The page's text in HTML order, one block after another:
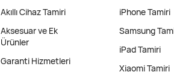
Akıllı Cihaz Tamiri
Aksesuar ve Ek
Ürünler
Garanti Hizmetleri
iPhone Tamiri
Samsung
iPad Tamiri
Xiaomi Tamiri